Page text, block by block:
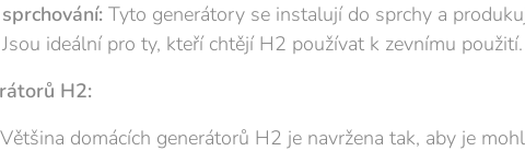
Tyto generátory se instalují do sprchy a
ideální pro ty, kteří chtějí H2 používat k zevnímu použití.
H2:
Většina domácích generátorů H2 je navržena tak, aby je